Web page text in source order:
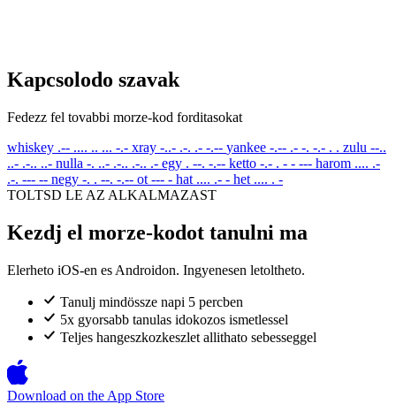
Kapcsolodo szavak
Fedezz fel tovabbi morze-kod forditasokat
whiskey .-- .... .. ... -.- xray -..- .-. .- -.-- yankee -.-- .- -. -.- . . zulu --..
..- .-.. ..- nulla -. ..- .-.. .-.. .- egy . --. -.-- ketto -.- . - - --- harom .... .-
.-. --- -- negy -. . --. -.-- ot --- - hat .... .- - het .... . -
TOLTSD LE AZ ALKALMAZAST
Kezdj el morze-kodot tanulni ma
Elerheto iOS-en es Androidon. Ingyenesen letoltheto.
Tanulj mindössze napi 5 percben
5x gyorsabb tanulas idokozos ismetlessel
Teljes hangeszkozkeszlet allithato sebesseggel
Download on the App Store